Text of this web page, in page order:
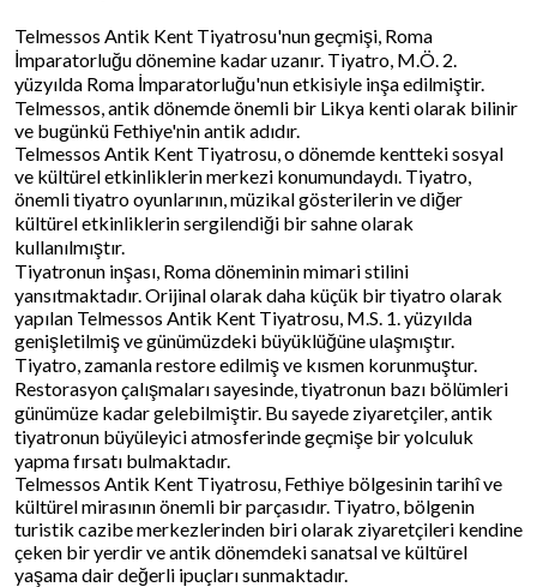
Telmessos Antik Kent Tiyatrosu'nun geçmişi, Roma
İmparatorluğu dönemine kadar uzanır. Tiyatro, M.Ö. 2.
yüzyılda Roma İmparatorluğu'nun etkisiyle inşa edilmiştir.
Telmessos, antik dönemde önemli bir Likya kenti olarak bilinir
ve bugünkü Fethiye'nin antik adıdır.
Telmessos Antik Kent Tiyatrosu, o dönemde kentteki sosyal
ve kültürel etkinliklerin merkezi konumundaydı. Tiyatro,
önemli tiyatro oyunlarının, müzikal gösterilerin ve diğer
kültürel etkinliklerin sergilendiği bir sahne olarak
kullanılmıştır.
Tiyatronun inşası, Roma döneminin mimari stilini
yansıtmaktadır. Orijinal olarak daha küçük bir tiyatro olarak
yapılan Telmessos Antik Kent Tiyatrosu, M.S. 1. yüzyılda
genişletilmiş ve günümüzdeki büyüklüğüne ulaşmıştır.
Tiyatro, zamanla restore edilmiş ve kısmen korunmuştur.
Restorasyon çalışmaları sayesinde, tiyatronun bazı bölümleri
günümüze kadar gelebilmiştir. Bu sayede ziyaretçiler, antik
tiyatronun büyüleyici atmosferinde geçmişe bir yolculuk
yapma fırsatı bulmaktadır.
Telmessos Antik Kent Tiyatrosu, Fethiye bölgesinin tarihî ve
kültürel mirasının önemli bir parçasıdır. Tiyatro, bölgenin
turistik cazibe merkezlerinden biri olarak ziyaretçileri kendine
çeken bir yerdir ve antik dönemdeki sanatsal ve kültürel
yaşama dair değerli ipuçları sunmaktadır.